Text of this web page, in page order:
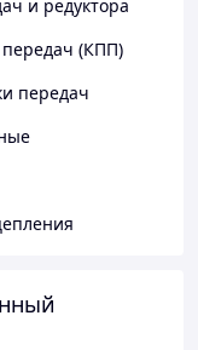
и редуктора
(КПП)
передач